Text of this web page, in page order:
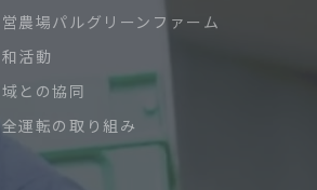
農場パルグリーンファーム
活動
との協同
運転の取り組み